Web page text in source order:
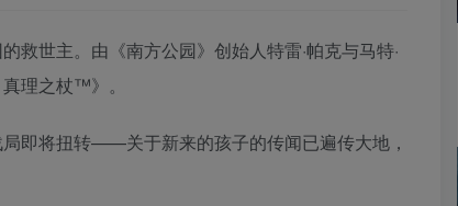
救世主。由《南方公园》创始人特雷·帕克与马特·
理之杖™》。
即将扭转——关于新来的孩子的传闻已遍传大地，